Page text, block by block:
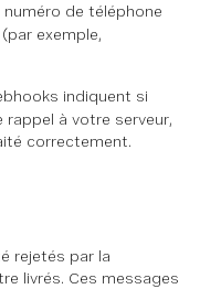
numéro de téléphone
exemple,
indiquent si
à votre serveur,
correctement.
rejetés par la
livrés. Ces messages